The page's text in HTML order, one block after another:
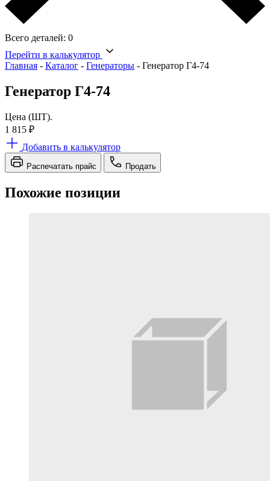
Всего деталей: 0
Перейти в калькулятор
Главная - Каталог - Генераторы - Генератор Г4-74
Генератор Г4-74
Цена (ШТ).
1 815 ₽
Добавить в калькулятор
Распечатать прайс Продать
Похожие позиции